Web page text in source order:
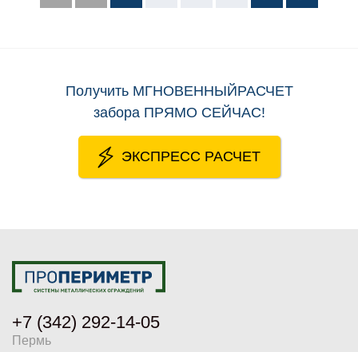
Получить МГНОВЕННЫЙРАСЧЕТ
забора ПРЯМО СЕЙЧАС!
ЭКСПРЕСС РАСЧЕТ
+7 (342) 292-14-05
Пермь